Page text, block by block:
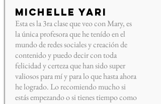
Michelle Yari
Esta es la 3ra clase que veo con Mary, es
la única profesora que he tenído en el
mundo de redes sociales y creación de
contenido y puedo decir con toda
felicidad y certeza que han sido super
valiosos para mí y para lo que hasta ahora
he logrado. Lo recomiendo mucho si
estás empezando o si tienes tiempo como